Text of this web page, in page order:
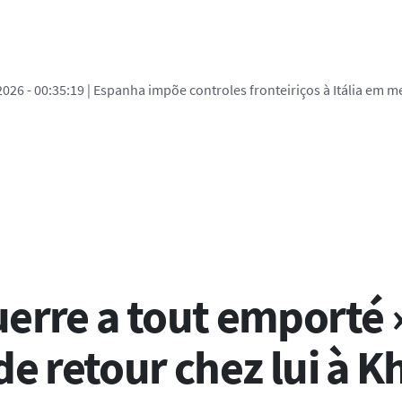
- 00:35:19 | Espanha impõe controles fronteiriços à Itália em
a tout
retour chez lui à